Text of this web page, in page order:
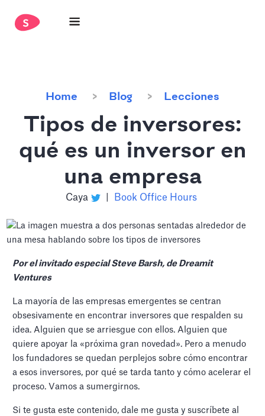
Home Blog Lecciones
Tipos de inversores:
qué es un inversor en
una empresa
Caya Book Office Hours
Por el invitado especial Steve Barsh, de Dreamit
Ventures
La mayoría de las empresas emergentes se centran
obsesivamente en encontrar inversores que respalden su
idea. Alguien que se arriesgue con ellos. Alguien que
quiere apoyar la «próxima gran novedad». Pero a menudo
los fundadores se quedan perplejos sobre cómo encontrar
a esos inversores, por qué se tarda tanto y cómo acelerar el
proceso. Vamos a sumergirnos.
Si te gusta este contenido, dale me gusta y suscríbete al